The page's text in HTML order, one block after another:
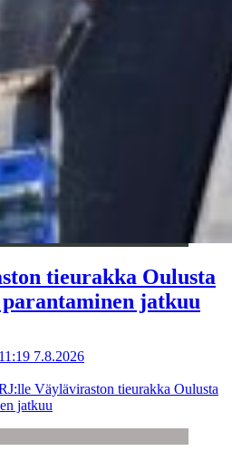
tieurakka Oulusta
jatkuu
7.8.2026
Väyläviraston tieurakka Oulusta
jatkuu